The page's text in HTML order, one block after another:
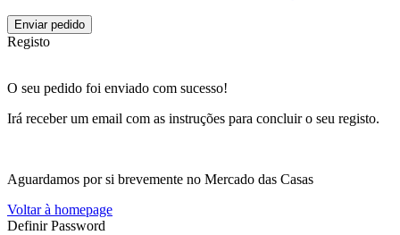
Enviar pedido
Registo
O seu pedido foi enviado com sucesso!
Irá receber um email com as instruções para concluir o seu registo.
Aguardamos por si brevemente no Mercado das Casas
Voltar à homepage
Definir Password